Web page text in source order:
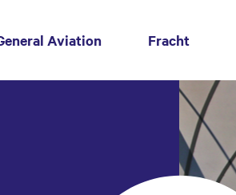
Aviation Fracht